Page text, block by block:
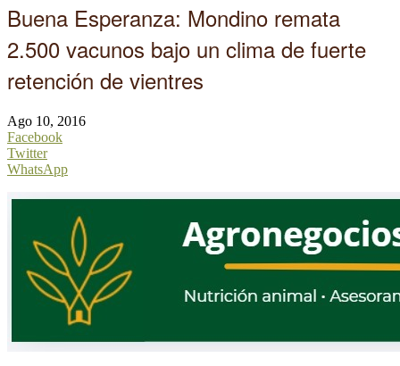
Buena Esperanza: Mondino remata
2.500 vacunos bajo un clima de fuerte
retención de vientres
Ago 10, 2016
Facebook
Twitter
WhatsApp